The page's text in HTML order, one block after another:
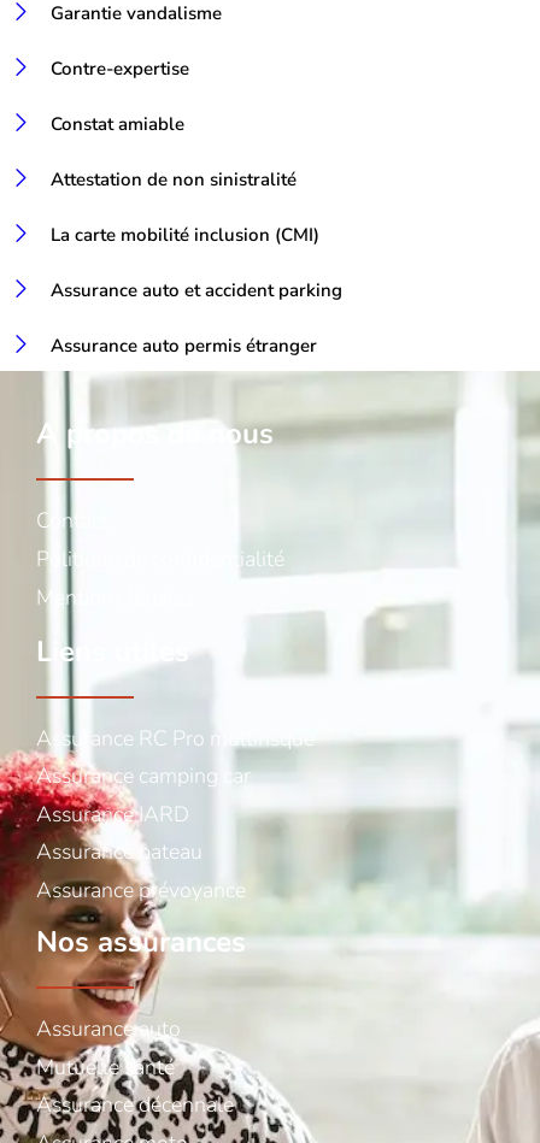
Garantie vandalisme
Contre-expertise
Constat amiable
Attestation de non sinistralité
La carte mobilité inclusion (CMI)
Assurance auto et accident parking
Assurance auto permis étranger
A propos de nous
Contact
Politique de confidentialité
Mentions légales
Liens utiles
Assurance RC Pro multirisque
Assurance camping car
Assurance IARD
Assurance bateau
Assurance prévoyance
Nos assurances
Assurance auto
Mutuelle santé
Assurance décennale